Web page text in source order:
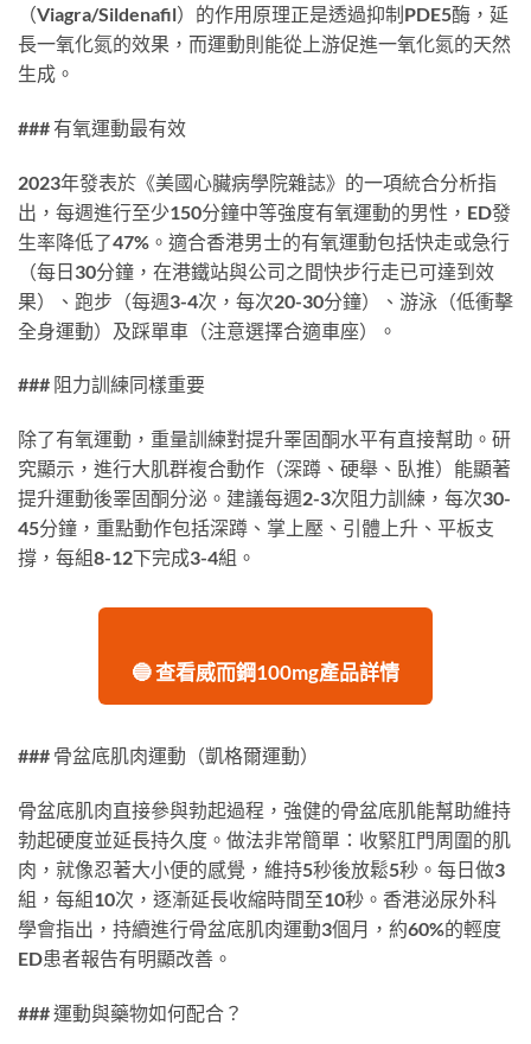
（Viagra/Sildenafil）的作用原理正是透過抑制PDE5酶，延
長一氧化氮的效果，而運動則能從上游促進一氧化氮的天然
生成。
### 有氧運動最有效
2023年發表於《美國心臟病學院雜誌》的一項統合分析指
出，每週進行至少150分鐘中等強度有氧運動的男性，ED發
生率降低了47%。適合香港男士的有氧運動包括快走或急行
（每日30分鐘，在港鐵站與公司之間快步行走已可達到效
果）、跑步（每週3-4次，每次20-30分鐘）、游泳（低衝擊
全身運動）及踩單車（注意選擇合適車座）。
### 阻力訓練同樣重要
除了有氧運動，重量訓練對提升睪固酮水平有直接幫助。研
究顯示，進行大肌群複合動作（深蹲、硬舉、臥推）能顯著
提升運動後睪固酮分泌。建議每週2-3次阻力訓練，每次30-
45分鐘，重點動作包括深蹲、掌上壓、引體上升、平板支
撐，每組8-12下完成3-4組。
🔵 查看威而鋼100mg產品詳情
### 骨盆底肌肉運動（凱格爾運動）
骨盆底肌肉直接參與勃起過程，強健的骨盆底肌能幫助維持
勃起硬度並延長持久度。做法非常簡單：收緊肛門周圍的肌
肉，就像忍著大小便的感覺，維持5秒後放鬆5秒。每日做3
組，每組10次，逐漸延長收縮時間至10秒。香港泌尿外科
學會指出，持續進行骨盆底肌肉運動3個月，約60%的輕度
ED患者報告有明顯改善。
### 運動與藥物如何配合？